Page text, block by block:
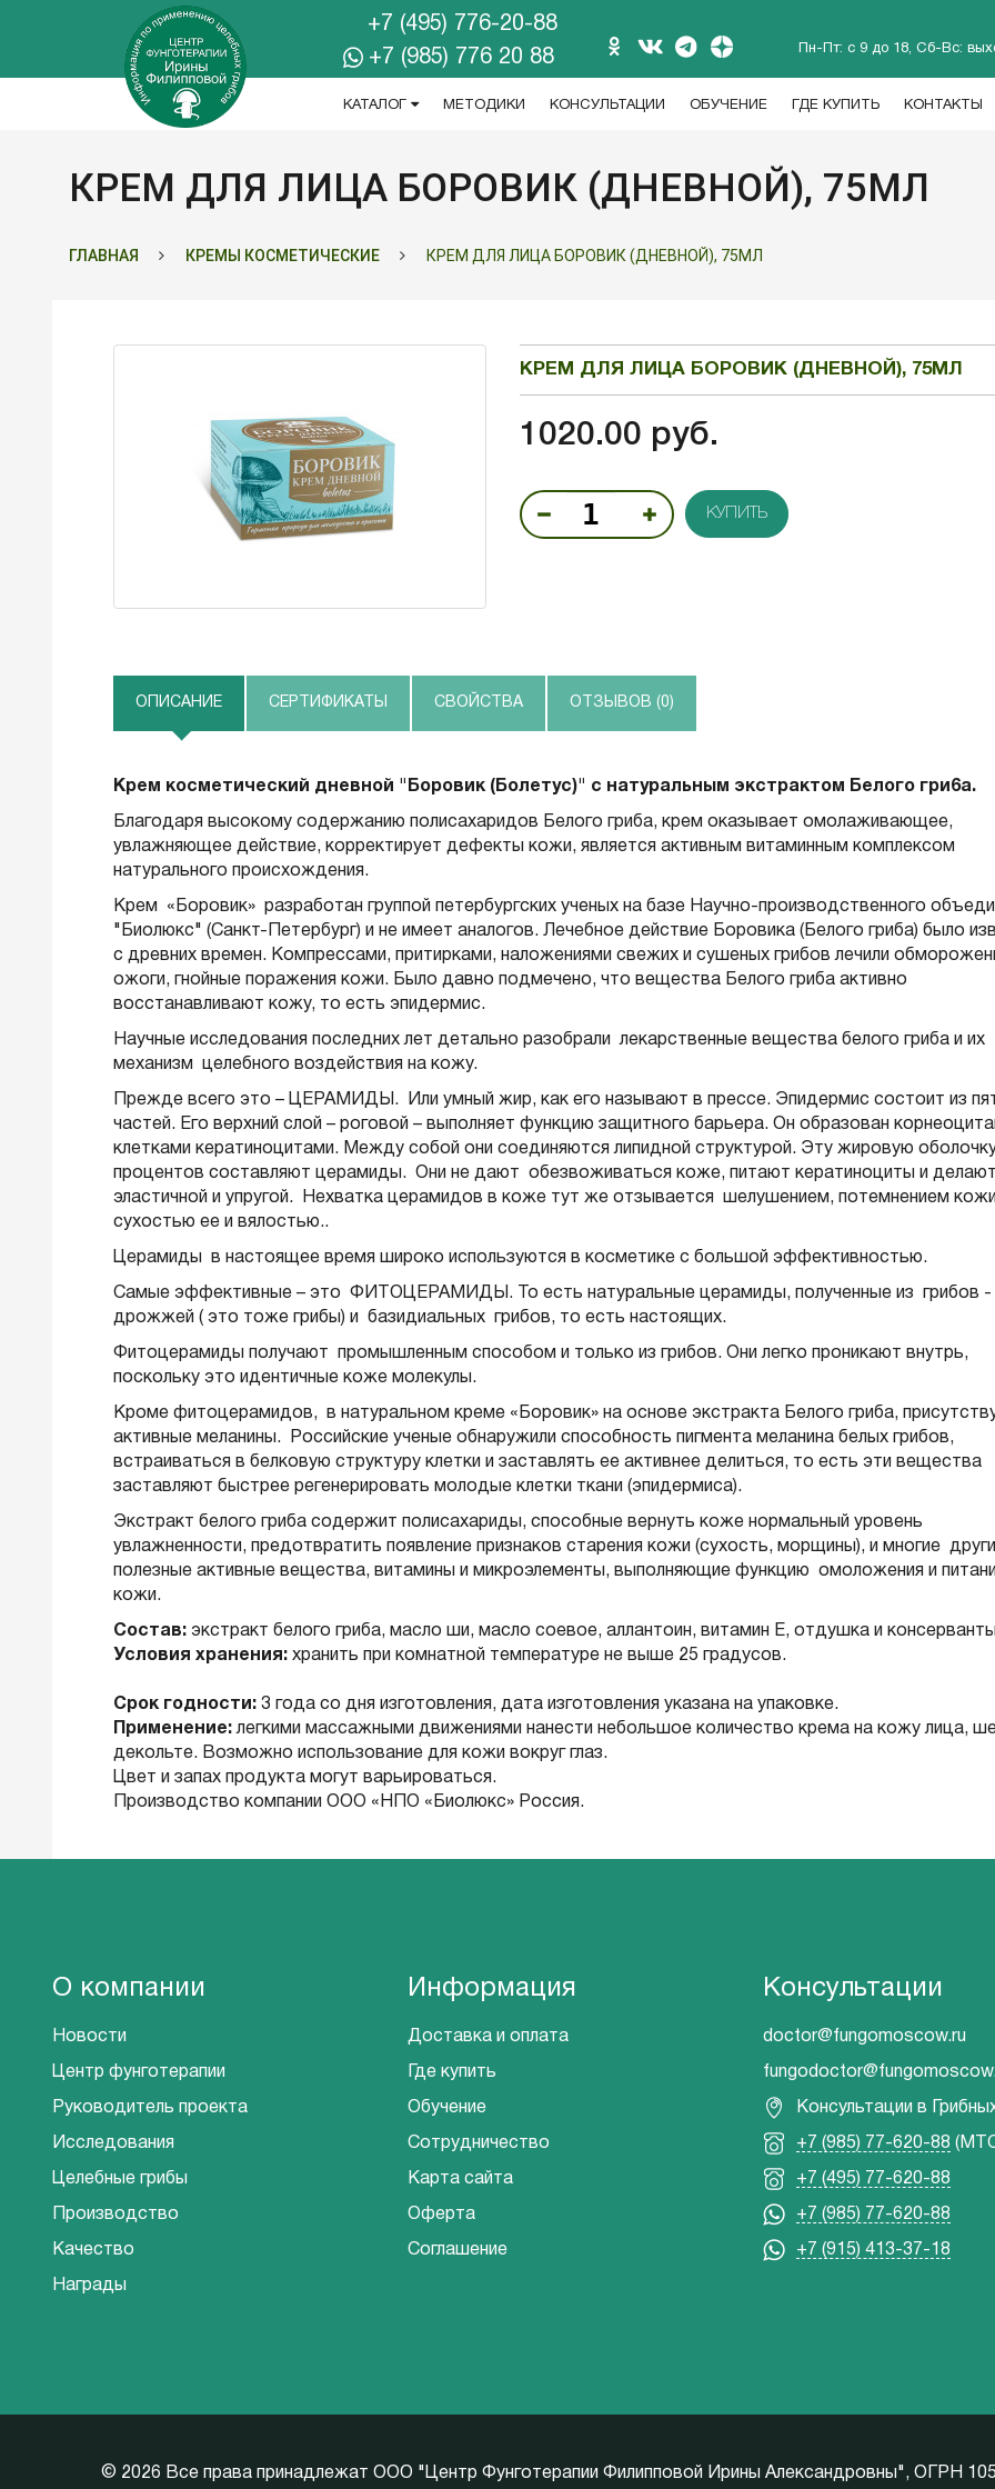
+7 (495) 776-20-88
+7 (985) 776 20 88
Пн-Пт: с 9 до 18, Сб-Вс:
КАТАЛОГ МЕТОДИКИ КОНСУЛЬТАЦИИ ОБУЧЕНИЕ ГДЕ КУПИТЬ КОНТАКТЫ
КРЕМ ДЛЯ ЛИЦА БОРОВИК (ДНЕВНОЙ), 75МЛ
ГЛАВНАЯ КРЕМЫ КОСМЕТИЧЕСКИЕ КРЕМ ДЛЯ ЛИЦА БОРОВИК (ДНЕВНОЙ), 75МЛ
КРЕМ ДЛЯ ЛИЦА БОРОВИК (ДНЕВНОЙ), 75МЛ
1020.00 руб.
КУПИТЬ
ОПИСАНИЕ СЕРТИФИКАТЫ СВОЙСТВА ОТЗЫВОВ (0)
Крем косметический дневной "Боровик (Болетус)" с натуральным экстрактом Бeлого гри6а.
Благодаря высокому содержанию полисахаридов Белого гриба, крем оказывает омолаживающее,
увлажняющее действие, корректирует дефекты кожи, является активным витаминным комплексом
натурального происхождения.
Крем «Боровик» разработан группой петербургских ученых на базе Научно-производственного
"Биолюкс" (Санкт-Петербург) и не имеет аналогов. Лечебное действие Боровика (Белого гриба) было
с древних времен. Компрессами, притирками, наложениями свежих и сушеных грибов лечили
ожоги, гнойные поражения кожи. Было давно подмечено, что вещества Белого гриба активно
восстанавливают кожу, то есть эпидермис.
Научные исследования последних лет детально разобрали лекарственные вещества белого гриба и их
механизм целебного воздействия на кожу.
Прежде всего это – ЦЕРАМИДЫ. Или умный жир, как его называют в прессе. Эпидермис состоит из
частей. Его верхний слой – роговой – выполняет функцию защитного барьера. Он образован
клетками кератиноцитами. Между собой они соединяются липидной структурой. Эту жировую
процентов составляют церамиды. Они не дают обезвоживаться коже, питают кератиноциты и
эластичной и упругой. Нехватка церамидов в коже тут же отзывается шелушением, потемнением
сухостью ее и вялостью..
Церамиды в настоящее время широко используются в косметике с большой эффективностью.
Самые эффективные – это ФИТОЦЕРАМИДЫ. То есть натуральные церамиды, полученные из грибов -
дрожжей ( это тоже грибы) и базидиальных грибов, то есть настоящих.
Фитоцерамиды получают промышленным способом и только из грибов. Они легко проникают внутрь,
поскольку это идентичные коже молекулы.
Кроме фитоцерамидов, в натуральном креме «Боровик» на основе экстракта Белого гриба,
активные меланины. Российские ученые обнаружили способность пигмента меланина белых грибов,
встраиваться в белковую структуру клетки и заставлять ее активнее делиться, то есть эти вещества
заставляют быстрее регенерировать молодые клетки ткани (эпидермиса).
Экстракт белого гриба содержит полисахариды, способные вернуть коже нормальный уровень
увлажненности, предотвратить появление признаков старения кожи (сухость, морщины), и многие
полезные активные вещества, витамины и микроэлементы, выполняющие функцию омоложения и
кожи.
Состав: экстракт белого гриба, масло ши, масло соевое, аллантоин, витамин Е, отдушка и
Условия хранения: хранить при комнатной температуре не выше 25 градусов.
Срок годности: 3 года со дня изготовления, дата изготовления указана на упаковке.
Применение: легкими массажными движениями нанести небольшое количество крема на кожу лица,
декольте. Возможно использование для кожи вокруг глаз.
Цвет и запах продукта могут варьироваться.
Производство компании ООО «НПО «Биолюкс» Россия.
О компании
Новости
Центр фунготерапии
Руководитель проекта
Исследования
Целебные грибы
Производство
Качество
Награды
Информация
Доставка и оплата
Где купить
Обучение
Сотрудничество
Карта сайта
Оферта
Соглашение
Консультации
doctor@fungomoscow.ru
Консультации в
+7 (985) 77-620-88
+7 (495) 77-620-88
+7 (985) 77-620-88
+7 (915) 413-37-18
© 2026 Все права принадлежат ООО "Центр Фунготерапии Филипповой Ирины Александровны", ОГРН